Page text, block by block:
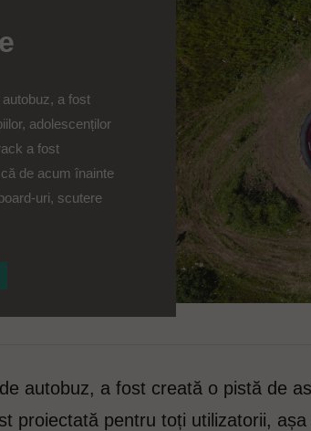
a fost
adolescenților
a fost
de acum înainte
uri, scutere
autobuz, a fost creată o pistă de
proiectată pentru toți utilizatorii,